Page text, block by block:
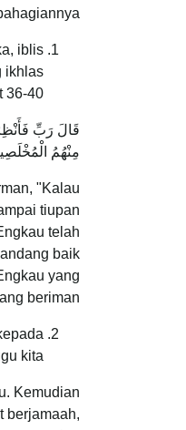
iblis
ikhlas
40:
مِنْهُمُ
"Kalau
tiupan
telah
baik
yang
beriman.”
kita.
Kemudian
berjamaah,